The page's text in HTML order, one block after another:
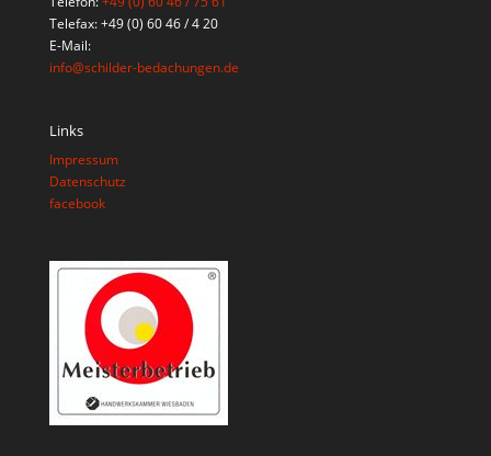
Telefax: +49 (0) 60 46 / 4 20
E-Mail:
info@schilder-bedachungen.de
Links
Impressum
Datenschutz
facebook